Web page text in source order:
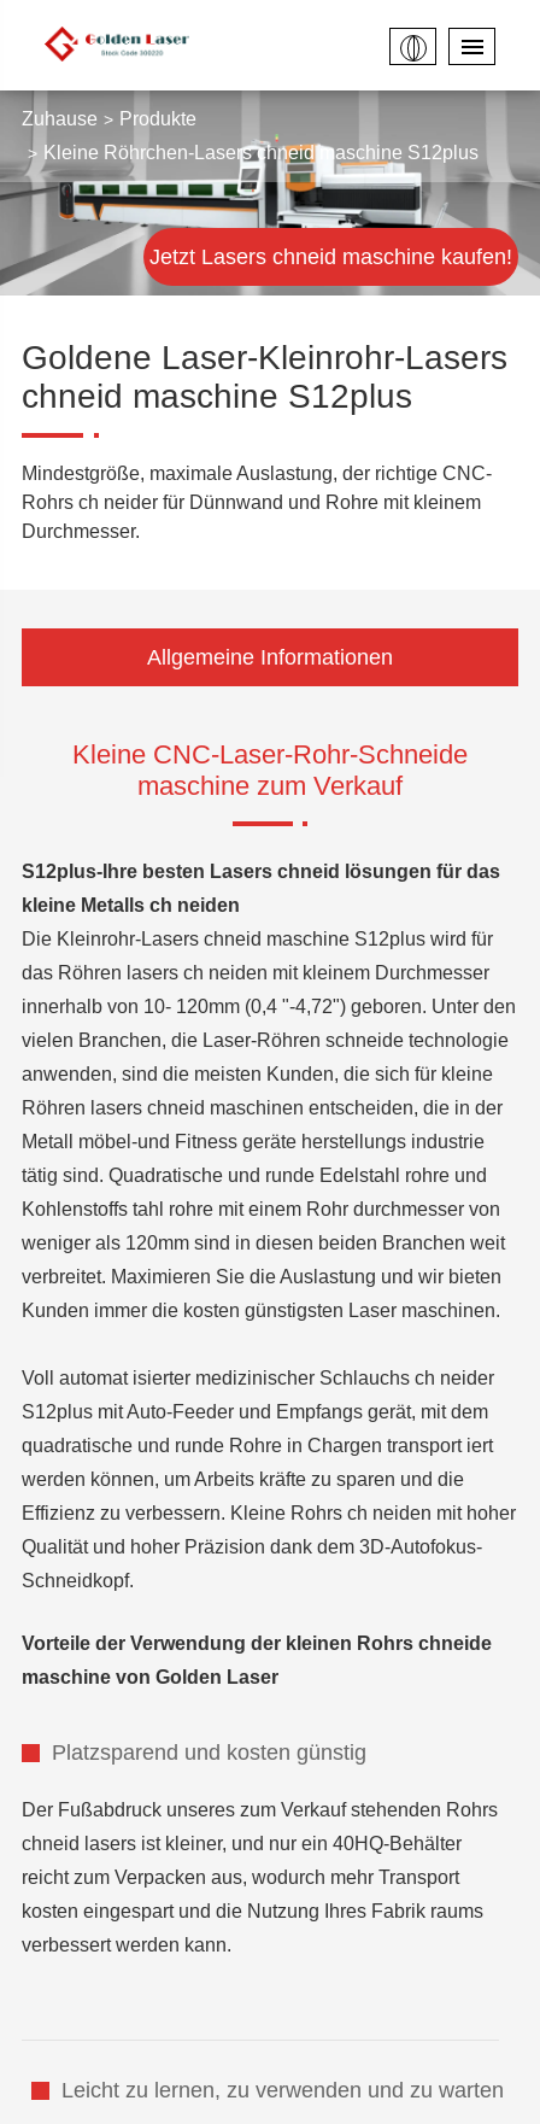
Zuhause
Produkte
Kleine Röhrchen-Lasers chneid maschine S12plus
Goldene Laser-Kleinrohr-Lasers
chneid maschine S12plus
Mindestgröße, maximale Auslastung, der richtige CNC-
Rohrs ch neider für Dünnwand und Rohre mit kleinem
Durchmesser.
Jetzt Lasers chneid maschine kaufen!
Allgemeine Informationen
Kleine CNC-Laser-Rohr-Schneide
maschine zum Verkauf
S12plus-Ihre besten Lasers chneid lösungen für das
kleine Metalls ch neiden
Die Kleinrohr-Lasers chneid maschine S12plus wird für
das Röhren lasers ch neiden mit kleinem Durchmesser
innerhalb von 10- 120mm (0,4 "-4,72") geboren. Unter den
vielen Branchen, die Laser-Röhren schneide technologie
anwenden, sind die meisten Kunden, die sich für kleine
Röhren lasers chneid maschinen entscheiden, die in der
Metall möbel-und Fitness geräte herstellungs industrie
tätig sind. Quadratische und runde Edelstahl rohre und
Kohlenstoffs tahl rohre mit einem Rohr durchmesser von
weniger als 120mm sind in diesen beiden Branchen weit
verbreitet. Maximieren Sie die Auslastung und wir bieten
Kunden immer die kosten günstigsten Laser maschinen.
Voll automat isierter medizinischer Schlauchs ch neider
S12plus mit Auto-Feeder und Empfangs gerät, mit dem
quadratische und runde Rohre in Chargen transport iert
werden können, um Arbeits kräfte zu sparen und die
Effizienz zu verbessern. Kleine Rohrs ch neiden mit hoher
Qualität und hoher Präzision dank dem 3D-Autofokus-
Schneidkopf.
Vorteile der Verwendung der kleinen Rohrs chneide
maschine von Golden Laser
Platzsparend und kosten günstig
Der Fußabdruck unseres zum Verkauf stehenden Rohrs
chneid lasers ist kleiner, und nur ein 40HQ-Behälter
reicht zum Verpacken aus, wodurch mehr Transport
kosten eingespart und die Nutzung Ihres Fabrik raums
verbessert werden kann.
Leicht zu lernen, zu verwenden und zu warten